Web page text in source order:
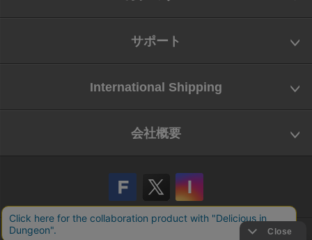
サポート
International Shipping
会社概要